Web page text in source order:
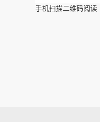
手机扫描二维码阅读